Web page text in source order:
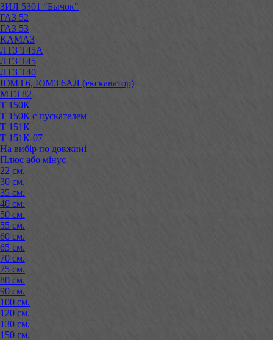
ЗИЛ 5301 "Бычок"
ГАЗ 52
ГАЗ 53
КАМАЗ
ЛТЗ Т45А
ЛТЗ Т45
ЛТЗ Т40
ЮМЗ 6, ЮМЗ 6АЛ (екскаватор)
МТЗ 82
Т 150К
Т 150К с пускателем
Т 151К
Т 151К-07
На вибір по довжині
Плюс або мінус
22 см.
30 см.
35 см.
40 см.
50 см.
55 см.
60 см.
65 см.
70 см.
75 см.
80 см.
90 см.
100 см.
120 см.
130 см.
150 см.